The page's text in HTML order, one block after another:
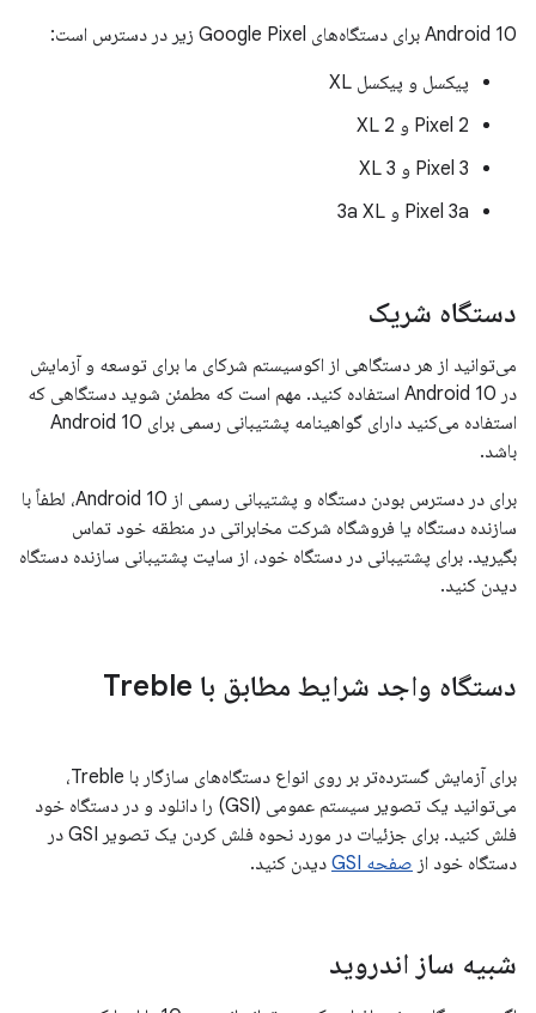
Android 10 برای دستگاه‌های Google Pixel زیر در دسترس است:
پیکسل و پیکسل XL
Pixel 2 و 2 XL
Pixel 3 و 3 XL
Pixel 3a و 3a XL
دستگاه شریک
می‌توانید از هر دستگاهی از اکوسیستم شرکای ما برای توسعه و آزمایش
در Android 10 استفاده کنید. مهم است که مطمئن شوید دستگاهی که
استفاده می‌کنید دارای گواهینامه پشتیبانی رسمی برای Android 10
باشد.
برای در دسترس بودن دستگاه و پشتیبانی رسمی از Android 10، لطفاً با
سازنده دستگاه یا فروشگاه شرکت مخابراتی در منطقه خود تماس
بگیرید. برای پشتیبانی در دستگاه خود، از سایت پشتیبانی سازنده دستگاه
دیدن کنید.
دستگاه واجد شرایط مطابق با Treble
برای آزمایش گسترده‌تر بر روی انواع دستگاه‌های سازگار با Treble،
می‌توانید یک تصویر سیستم عمومی (GSI) را دانلود و در دستگاه خود
فلش کنید. برای جزئیات در مورد نحوه فلش کردن یک تصویر GSI در
دستگاه خود از صفحه GSI دیدن کنید.
شبیه ساز اندروید